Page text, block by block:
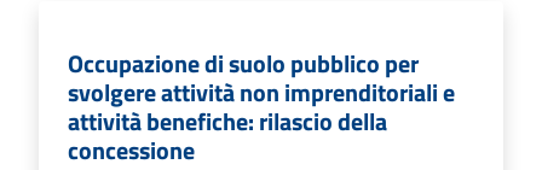
Occupazione di suolo pubblico per
svolgere attività non imprenditoriali e
attività benefiche: rilascio della
concessione